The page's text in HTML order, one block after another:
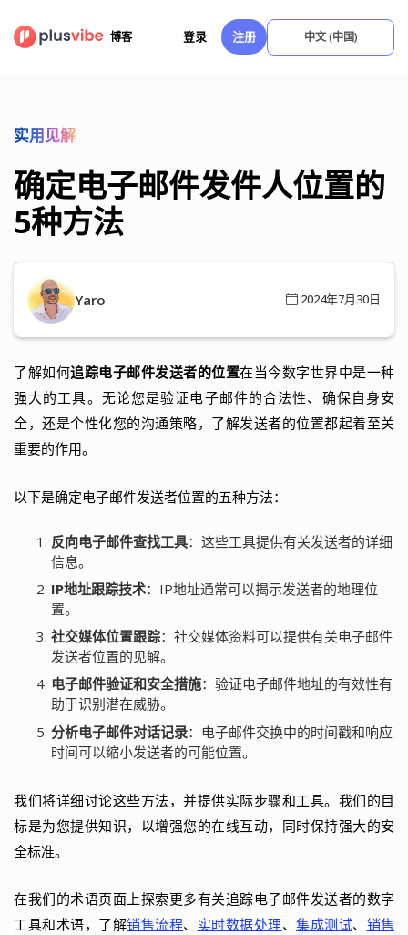
博客 登录 注册 中文 (中国)
实用见解
确定电子邮件发件人位置的
5种方法
Yaro 2024年7月30日
了解如何追踪电子邮件发送者的位置在当今数字世界中是一种
强大的工具。无论您是验证电子邮件的合法性、确保自身安
全，还是个性化您的沟通策略，了解发送者的位置都起着至关
重要的作用。
以下是确定电子邮件发送者位置的五种方法：
反向电子邮件查找工具：这些工具提供有关发送者的详细
信息。
IP地址跟踪技术：IP地址通常可以揭示发送者的地理位
置。
社交媒体位置跟踪：社交媒体资料可以提供有关电子邮件
发送者位置的见解。
电子邮件验证和安全措施：验证电子邮件地址的有效性有
助于识别潜在威胁。
分析电子邮件对话记录：电子邮件交换中的时间戳和响应
时间可以缩小发送者的可能位置。
我们将详细讨论这些方法，并提供实际步骤和工具。我们的目
标是为您提供知识，以增强您的在线互动，同时保持强大的安
全标准。
在我们的术语页面上探索更多有关追踪电子邮件发送者的数字
工具和术语，了解销售流程、 实时数据处理、 集成测试、 销售